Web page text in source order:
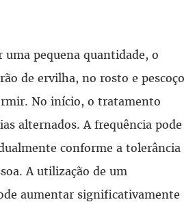
uma pequena quantidade, o
de ervilha, no rosto e pescoço
No início, o tratamento
alternados. A frequência pode
conforme a tolerância
A utilização de um
aumentar significativamente